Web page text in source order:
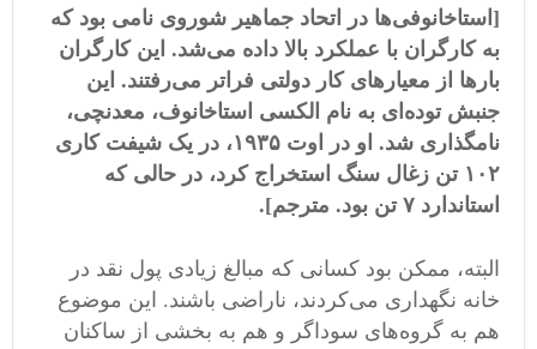
[استاخانوفی‌ها در اتحاد جماهیر شوروی نامی بود که
به کارگران با عملکرد بالا داده می‌شد. این کارگران
بارها از معیارهای کار دولتی فراتر می‌رفتند. این
جنبش توده‌ای به نام الکسی استاخانوف، معدنچی،
نامگذاری شد. او در اوت ۱۹۳۵، در یک شیفت کاری
۱۰۲ تن زغال سنگ استخراج کرد، در حالی که
استاندارد ۷ تن بود. مترجم].
البته، ممکن بود کسانی که مبالغ زیادی پول نقد در
خانه نگهداری می‌کردند، ناراضی باشند. این موضوع
هم به گروه‌های سوداگر و هم به بخشی از ساکنان